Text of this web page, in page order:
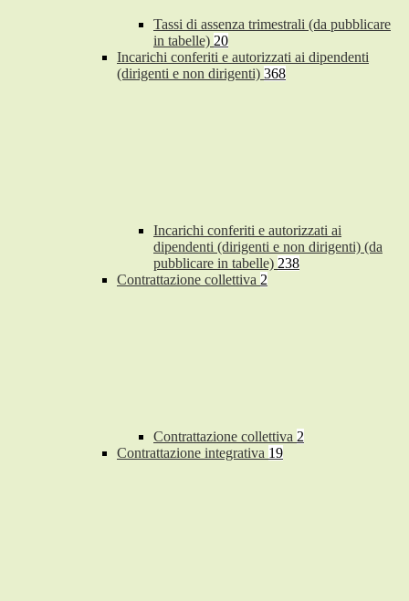
Tassi di assenza trimestrali (da pubblicare
in tabelle) 20
Incarichi conferiti e autorizzati ai dipendenti
(dirigenti e non dirigenti) 368
Incarichi conferiti e autorizzati ai
dipendenti (dirigenti e non dirigenti) (da
pubblicare in tabelle) 238
Contrattazione collettiva 2
Contrattazione collettiva 2
Contrattazione integrativa 19